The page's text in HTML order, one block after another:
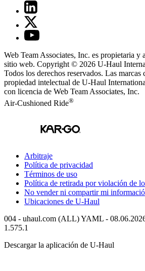
Web Team Associates, Inc. es propietaria y
sitio web. Copyright © 2026 U-Haul
Todos los derechos reservados. Las marcas
propiedad intelectual de U-Haul
con licencia de Web Team Associates, Inc.
Air-Cushioned Ride®
Arbitraje
Política de privacidad
Términos de uso
Política de retirada por violación de
No vender ni compartir mi
Ubicaciones de U-Haul
004 - uhaul.com (ALL) YAML -
1.575.1
Descargar la aplicación de U-Haul